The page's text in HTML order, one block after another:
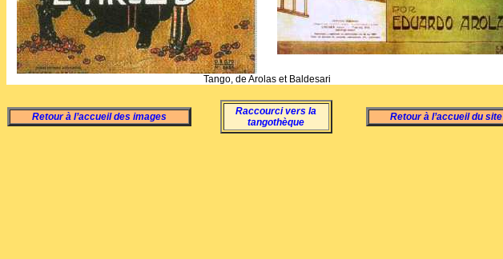
Tango, de Arolas et Baldesari
Retour à l’accueil des images
Raccourci vers la
tangothèque
Retour à l’accueil du site